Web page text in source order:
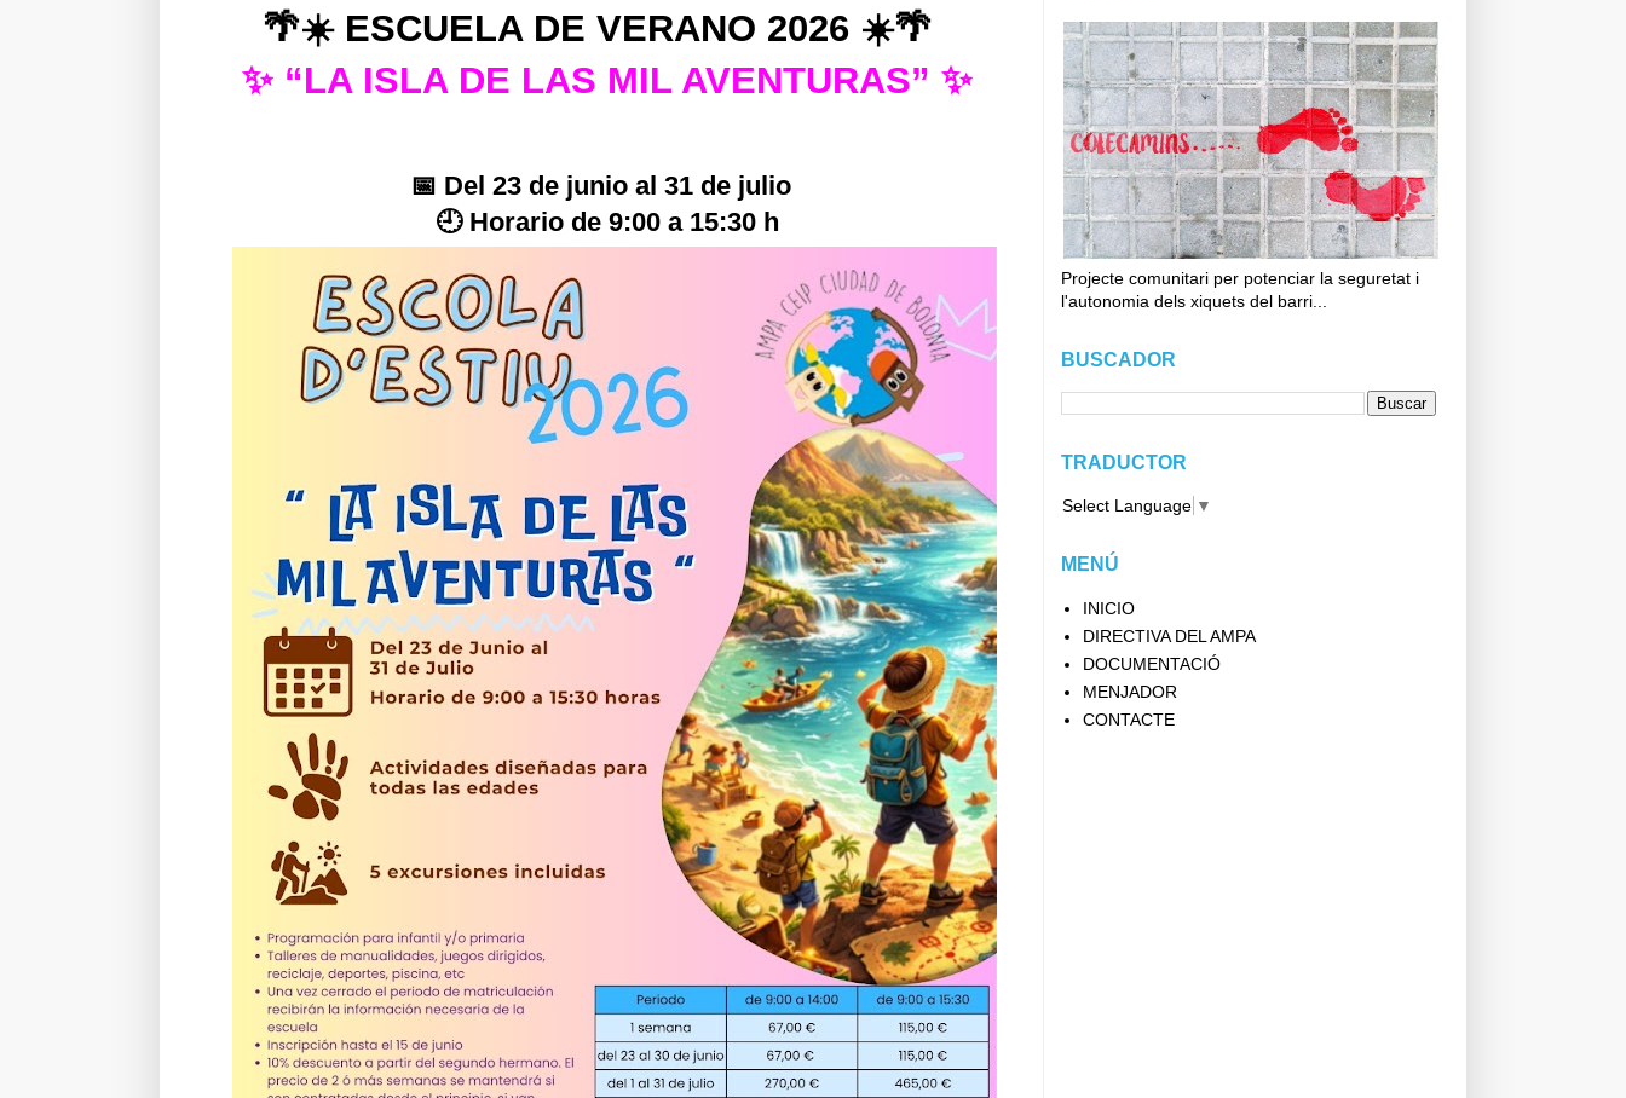
🌴☀️ ESCUELA DE VERANO 2026 ☀️🌴
✨ “LA ISLA DE LAS MIL AVENTURAS” ✨
📅 Del 23 de junio al 31 de julio
🕘 Horario de 9:00 a 15:30 h
Projecte comunitari per potenciar la seguretat i
l'autonomia dels xiquets del barri...
BUSCADOR
TRADUCTOR
Select Language ▼
MENÚ
INICIO
DIRECTIVA DEL AMPA
DOCUMENTACIÓ
MENJADOR
CONTACTE